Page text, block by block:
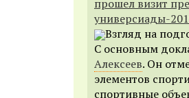
прошел визит
универсиады-
Взгляд на
С основным
Алексеев. Он
элементов
спортивные